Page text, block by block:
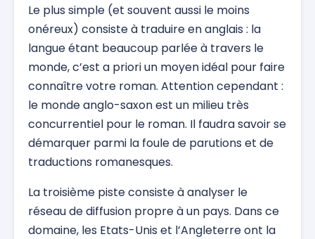
Le plus simple (et souvent aussi le moins
onéreux) consiste à traduire en anglais : la
langue étant beaucoup parlée à travers le
monde, c’est a priori un moyen idéal pour faire
connaître votre roman. Attention cependant :
le monde anglo-saxon est un milieu très
concurrentiel pour le roman. Il faudra savoir se
démarquer parmi la foule de parutions et de
traductions romanesques.
La troisième piste consiste à analyser le
réseau de diffusion propre à un pays. Dans ce
domaine, les Etats-Unis et l’Angleterre ont la